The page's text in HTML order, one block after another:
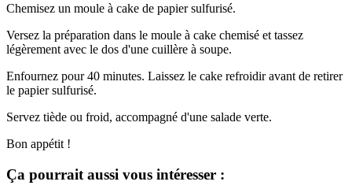
Chemisez un moule à cake de papier sulfurisé.
Versez la préparation dans le moule à cake chemisé et tassez
légèrement avec le dos d'une cuillère à soupe.
Enfournez pour 40 minutes. Laissez le cake refroidir avant de retirer
le papier sulfurisé.
Servez tiède ou froid, accompagné d'une salade verte.
Bon appétit !
Ça pourrait aussi vous intéresser :